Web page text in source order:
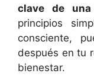
clave de
principios
consciente,
después en tu
bienestar.